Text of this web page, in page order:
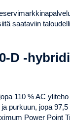
saataviin
D -
110 % AC
purkuun, jopa 97,5
Power Point